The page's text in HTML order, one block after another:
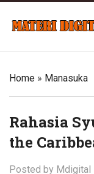
Home » Manasuka
Rahasia
the
Posted by Mdigital